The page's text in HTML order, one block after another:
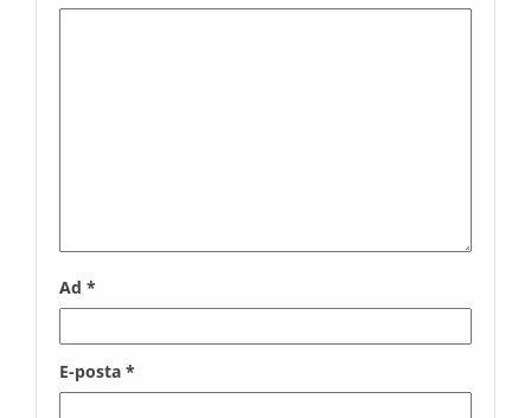
Ad *
E-posta *